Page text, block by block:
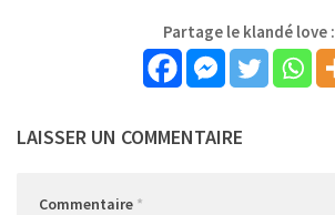
Partage le klandé love :
LAISSER UN COMMENTAIRE
Commentaire *